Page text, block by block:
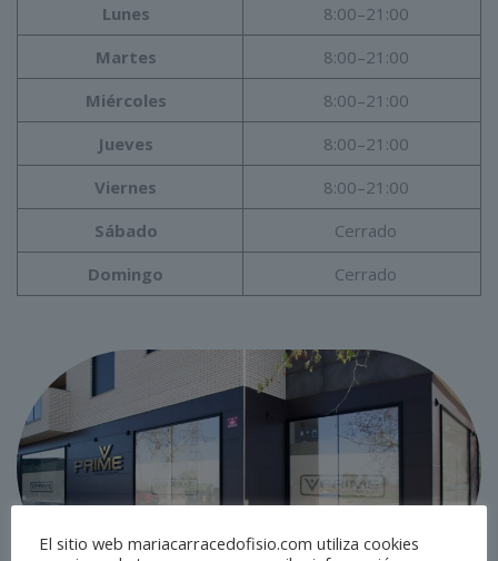
Lunes
8:00–21:00
Martes
8:00–21:00
Miércoles
8:00–21:00
Jueves
8:00–21:00
Viernes
8:00–21:00
Sábado
Cerrado
Domingo
Cerrado
El sitio web mariacarracedofisio.com utiliza cookies